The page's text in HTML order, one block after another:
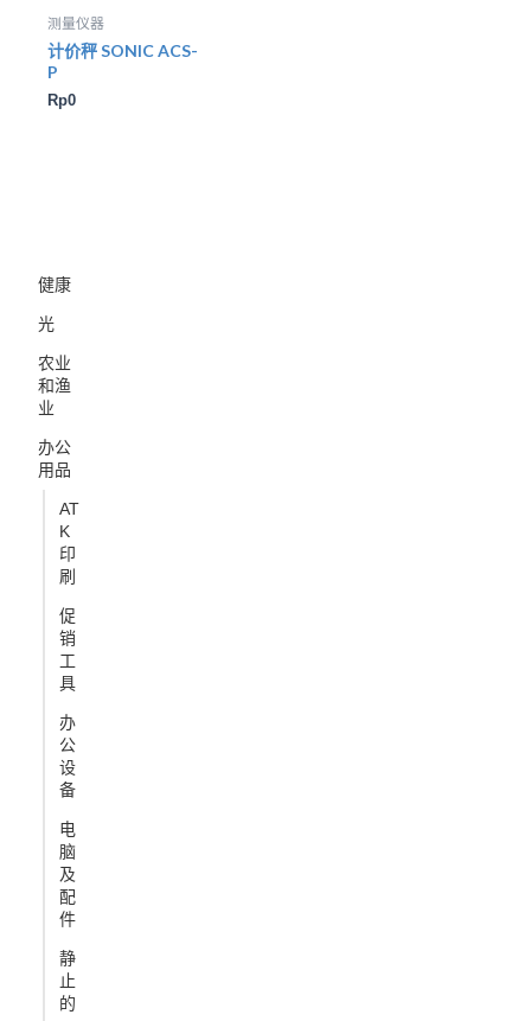
健康
光
农业
和渔
业
办公
用品
AT
K
印
刷
促
销
工
具
办
公
设
备
电
脑
及
配
件
静
止
的
测量仪器
计价秤 SONIC ACS-
P
Rp0